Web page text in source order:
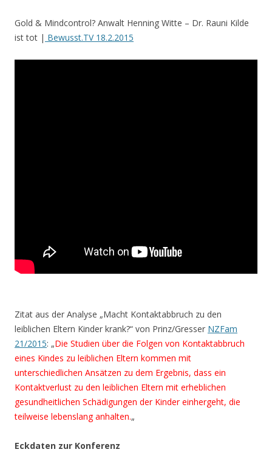
Gold & Mindcontrol? Anwalt Henning Witte – Dr. Rauni Kilde
ist tot | Bewusst.TV 18.2.2015
Zitat aus der Analyse „Macht Kontaktabbruch zu den
leiblichen Eltern Kinder krank?“ von Prinz/Gresser NZFam
21/2015: „Die Studien über die Folgen von Kontaktabbruch
eines Kindes zu leiblichen Eltern kommen mit
unterschiedlichen Ansätzen zu dem Ergebnis, dass ein
Kontaktverlust zu den leiblichen Eltern mit erheblichen
gesundheitlichen Schädigungen der Kinder einhergeht, die
teilweise lebenslang anhalten.„
Eckdaten zur Konferenz